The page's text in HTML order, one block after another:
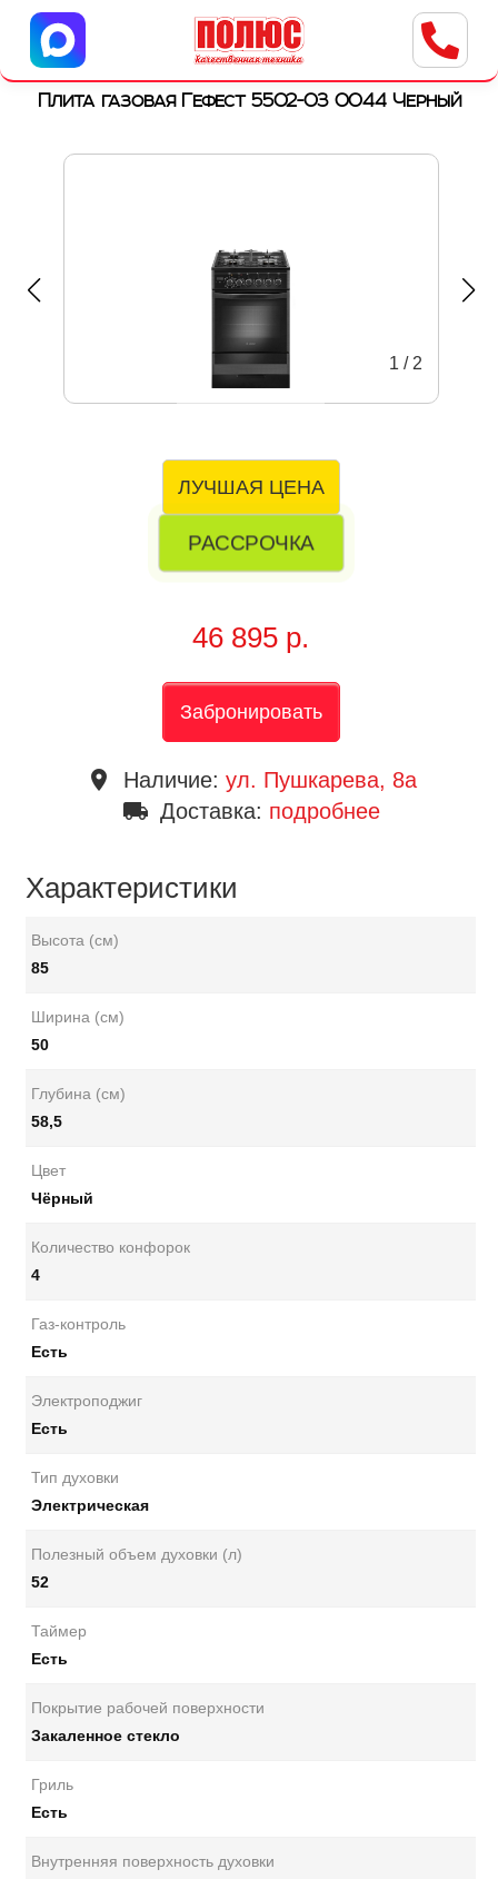
Центр бытовой техники
г. Ульяновск, ул. Пушкарева, 8a
Плита газовая Гефест 5502-03 0044 Черный
1 / 2
ЛУЧШАЯ ЦЕНА
РАССРОЧКА
46 895 р.
Забронировать
place Наличие: ул. Пушкарева, 8a
local_shipping Доставка: подробнее
Характеристики
Высота (см)
85
Ширина (см)
50
Глубина (см)
58,5
Цвет
Чёрный
Количество конфорок
4
Газ-контроль
Есть
Электроподжиг
Есть
Тип духовки
Электрическая
Полезный объем духовки (л)
52
Таймер
Есть
Покрытие рабочей поверхности
Закаленное стекло
Гриль
Есть
Внутренняя поверхность духовки